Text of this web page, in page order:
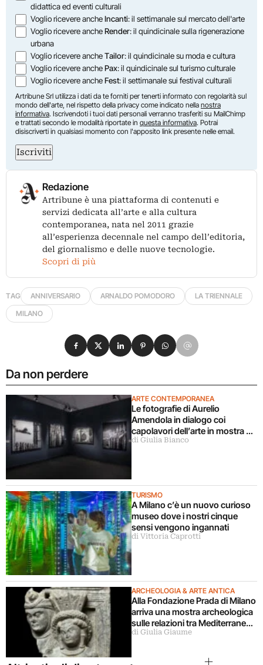
didattica ed eventi culturali
Voglio ricevere ancheIncanti: il settimanale sul mercato dell'arte
Voglio ricevere ancheRender: il quindicinale sulla rigenerazione
urbana
Voglio ricevere ancheTailor: il quindicinale su moda e cultura
Voglio ricevere anchePax: il quindicinale sul turismo culturale
Voglio ricevere ancheFest: il settimanale sui festival culturali
Artribune Srl utilizza i dati da te forniti per tenerti informato con regolarità sul
mondo dell'arte, nel rispetto della privacy come indicato nella nostra
informativa. Iscrivendoti i tuoi dati personali verranno trasferiti su MailChimp
e trattati secondo le modalità riportate in questa informativa. Potrai
disiscriverti in qualsiasi momento con l'apposito link presente nelle email.
Iscriviti
Redazione
Artribune è una piattaforma di contenuti e
servizi dedicata all’arte e alla cultura
contemporanea, nata nel 2011 grazie
all’esperienza decennale nel campo dell’editoria,
del giornalismo e delle nuove tecnologie.
Scopri di più
TAG ANNIVERSARIO ARNALDO POMODORO
LA TRIENNALE
MILANO
Da non perdere
ARTE CONTEMPORANEA
Le fotografie di Aurelio
Amendola in dialogo coi
capolavori dell’arte in mostra a
Milano
di Giulia Bianco
TURISMO
A Milano c’è un nuovo curioso
museo dove i nostri cinque
sensi vengono ingannati
di Vittoria Caprotti
ARCHEOLOGIA & ARTE ANTICA
Alla Fondazione Prada di Milano
arriva una mostra archeologica
sulle relazioni tra Mediterraneo
e Asia
di Giulia Giaume
Condividi su Facebook
Condividi su X
Condividi su LinkedIn
Condividi su Pinterest
Condividi su WhatsApp
Condividi su Email